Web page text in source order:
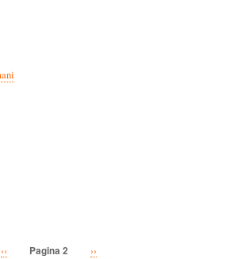
Vorige
‹‹ Pagina 2
Volgende
››